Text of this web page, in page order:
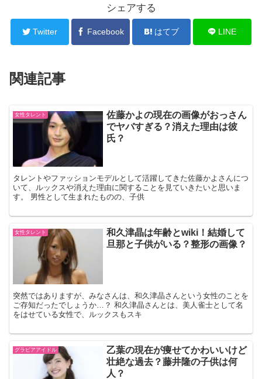
シェアする
Twitter Facebook はてブ LINE
関連記事
女性タレント
佐藤かよの現在の画像がおっさん
でヤバすぎる？消えた理由は彼
氏？
タレントやファッションモデルとして活躍してきた佐藤かよさんにつ
いて、ルックスや消えた理由に関することを見ていきたいと思いま
す。 男性として生まれたものの、子供
女性タレント
和久津晶は年齢とwiki！結婚して
旦那と子供がいる？整形の画像？
突然ではありますが、みなさんは、和久津晶さんという女性のことを
ご存知だったでしょうか…？ 和久津晶さんとは、美人雀士として名
をはせている女性で、ルックスもスキ
グラビアアイドル
乙葉の現在が痩せてかわいいけど
壮絶な過去？藤井隆の子供は何
人？